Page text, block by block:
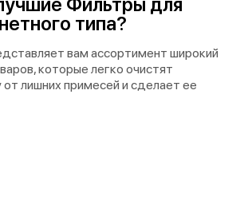
типа?
вам ассортимент широкий
которые легко очистят
лишних примесей и сделает ее